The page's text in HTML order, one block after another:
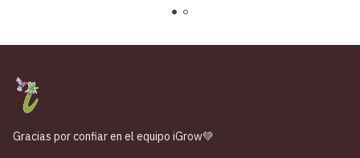
Gracias por confiar en el equipo iGrow💚